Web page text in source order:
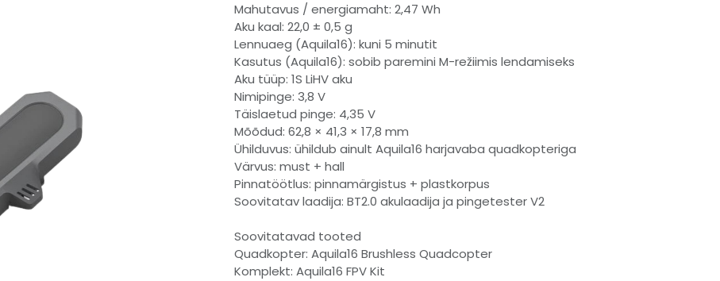
Mahutavus / energiamaht: 2,47 Wh
Aku kaal: 22,0 ± 0,5 g
Lennuaeg (Aquila16): kuni 5 minutit
Kasutus (Aquila16): sobib paremini M-režiimis lendamiseks
Aku tüüp: 1S LiHV aku
Nimipinge: 3,8 V
Täislaetud pinge: 4,35 V
Mõõdud: 62,8 × 41,3 × 17,8 mm
Ühilduvus: ühildub ainult Aquila16 harjavaba quadkopteriga
Värvus: must + hall
Pinnatöötlus: pinnamärgistus + plastkorpus
Soovitatav laadija: BT2.0 akulaadija ja pingetester V2
Soovitatavad tooted
Quadkopter: Aquila16 Brushless Quadcopter
Komplekt: Aquila16 FPV Kit